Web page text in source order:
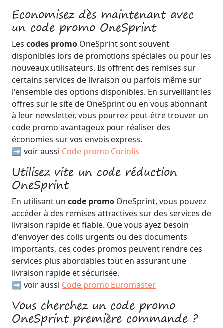
Economisez dès maintenant avec
un code promo OneSprint
Les codes promo OneSprint sont souvent
disponibles lors de promotions spéciales ou pour les
nouveaux utilisateurs. Ils offrent des remises sur
certains services de livraison ou parfois même sur
l'ensemble des options disponibles. En surveillant les
offres sur le site de OneSprint ou en vous abonnant
à leur newsletter, vous pourrez peut-être trouver un
code promo avantageux pour réaliser des
économies sur vos envois express.
➡️ voir aussi Code promo Coriolis
Utilisez vite un code réduction
OneSprint
En utilisant un code promo OneSprint, vous pouvez
accéder à des remises attractives sur des services de
livraison rapide et fiable. Que vous ayez besoin
d'envoyer des colis urgents ou des documents
importants, ces codes promos peuvent rendre ces
services plus abordables tout en assurant une
livraison rapide et sécurisée.
➡️ voir aussi Code promo Euromaster
Vous cherchez un code promo
OneSprint première commande ?